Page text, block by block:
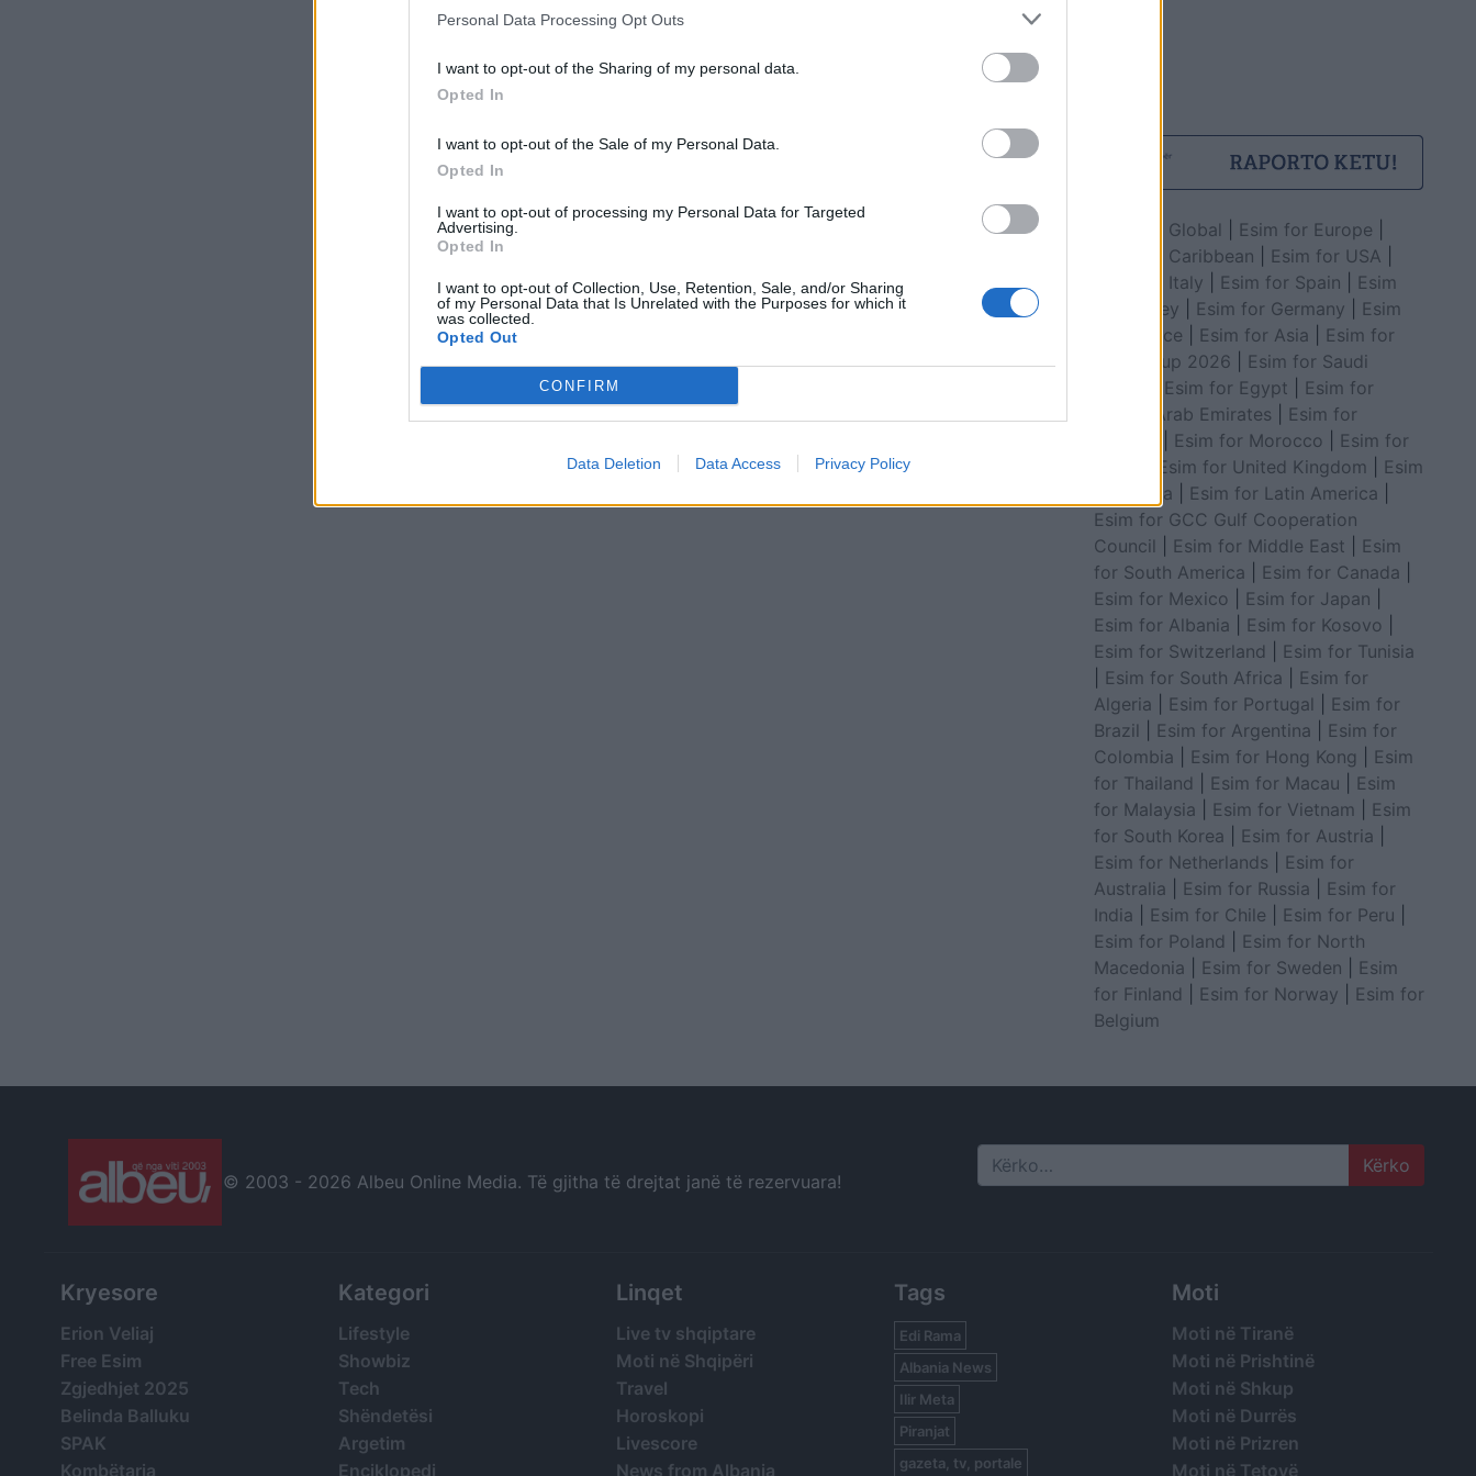
Personal Data Processing Opt Outs
I want to opt-out of the Sharing of my personal data.
Opted In
I want to opt-out of the Sale of my Personal Data.
Opted In
I want to opt-out of processing my Personal Data for Targeted
Advertising.
Opted In
I want to opt-out of Collection, Use, Retention, Sale, and/or Sharing
of my Personal Data that Is Unrelated with the Purposes for which it
was collected.
Opted Out
CONFIRM
Data Deletion Data Access Privacy Policy
Esim for Global Esim for Europe
Esim for Caribbean
Esim for USA
Esim for Italy
Esim for Spain
Esim
for Turkey
Esim for Germany
Esim
for Greece
Esim for Asia
Esim for
World Cup 2026
Esim for Saudi
Esim for Egypt
Esim for
United Arab Emirates
Esim for
Esim for Morocco
Esim for
Esim for United Kingdom
Esim
for Africa
Esim for Latin America
Esim for GCC Gulf Cooperation
Council
Esim for Middle East
Esim
for South America
Esim for Canada
Esim for Mexico
Esim for Japan
Esim for Albania
Esim for Kosovo
Esim for Switzerland
Esim for Tunisia
Esim for South Africa
Esim for
Algeria
Esim for Portugal
Esim for
Brazil
Esim for Argentina
Esim for
Colombia
Esim for Hong Kong
Esim
for Thailand
Esim for Macau
Esim
for Malaysia
Esim for Vietnam
Esim
for South Korea
Esim for Austria
Esim for Netherlands
Esim for
Australia
Esim for Russia
Esim for
India
Esim for Chile Esim for Peru
Esim for Poland
Esim for North
Macedonia
Esim for Sweden
Esim
for Finland
Esim for Norway
Esim for
Belgium
© 2003 - 2026 Albeu Online Media. Të gjitha të drejtat janë të rezervuara! Search
Kryesore
Erion Veliaj
Free Esim
Zgjedhjet 2025
Belinda Balluku
SPAK
Kombëtarja
Kategori
Lifestyle
Showbiz
Tech
Shëndetësi
Argetim
Enciklopedi
Linqet
Live tv shqiptare
Moti në Shqipëri
Travel
Horoskopi
Livescore
News from Albania
Tags
Edi Rama
Albania News
Ilir Meta
Piranjat
gazeta, tv, portale
Moti
Moti në Tiranë
Moti në Prishtinë
Moti në Shkup
Moti në Durrës
Moti në Prizren
Moti në Tetovë